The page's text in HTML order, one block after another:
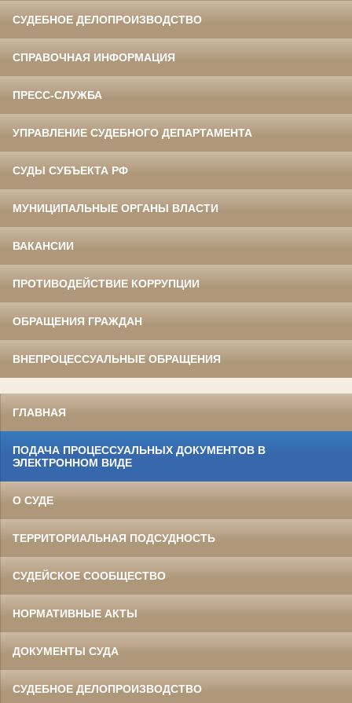
СУДЕБНОЕ ДЕЛОПРОИЗВОДСТВО
СПРАВОЧНАЯ ИНФОРМАЦИЯ
ПРЕСС-СЛУЖБА
УПРАВЛЕНИЕ СУДЕБНОГО ДЕПАРТАМЕНТА
СУДЫ СУБЪЕКТА РФ
МУНИЦИПАЛЬНЫЕ ОРГАНЫ ВЛАСТИ
ВАКАНСИИ
ПРОТИВОДЕЙСТВИЕ КОРРУПЦИИ
ОБРАЩЕНИЯ ГРАЖДАН
ВНЕПРОЦЕССУАЛЬНЫЕ ОБРАЩЕНИЯ
ГЛАВНАЯ
ПОДАЧА ПРОЦЕССУАЛЬНЫХ ДОКУМЕНТОВ В
ЭЛЕКТРОННОМ ВИДЕ
О СУДЕ
ТЕРРИТОРИАЛЬНАЯ ПОДСУДНОСТЬ
СУДЕЙСКОЕ СООБЩЕСТВО
НОРМАТИВНЫЕ АКТЫ
ДОКУМЕНТЫ СУДА
СУДЕБНОЕ ДЕЛОПРОИЗВОДСТВО